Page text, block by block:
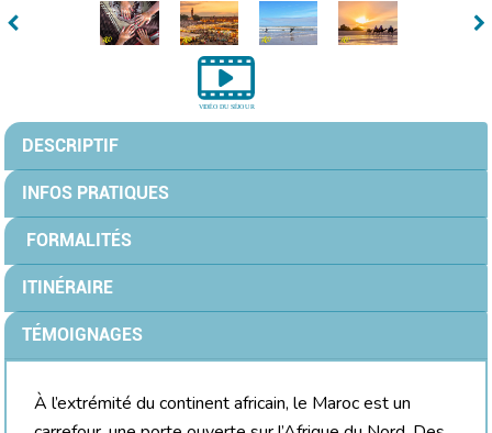
DESCRIPTIF
INFOS PRATIQUES
FORMALITÉS
ITINÉRAIRE
TÉMOIGNAGES
À l’extrémité du continent africain, le Maroc est un